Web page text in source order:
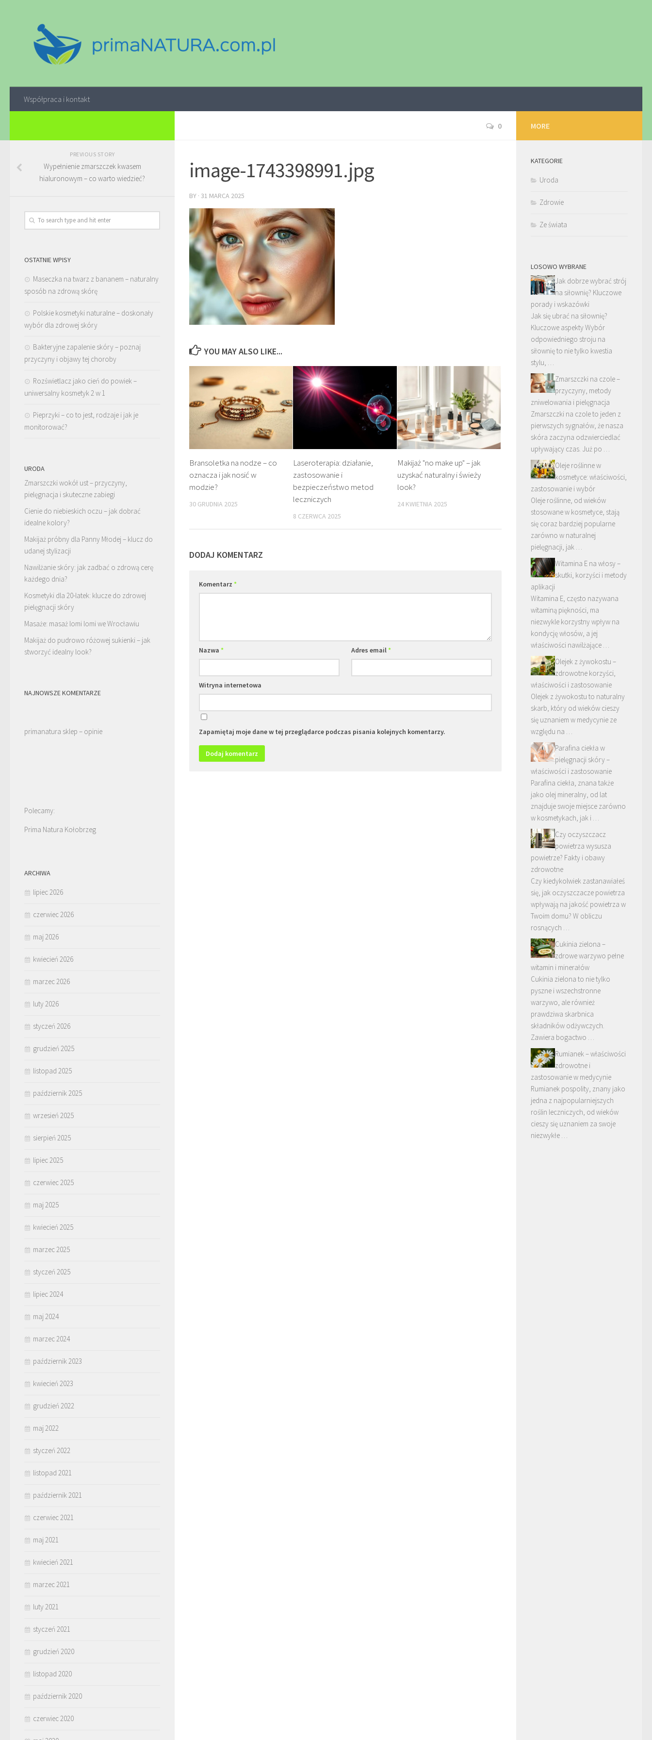
Współpraca i kontakt
0
image-1743398991.jpg
BY · 31 MARCA 2025
YOU MAY ALSO LIKE...
Bransoletka na nodze – co
oznacza i jak nosić w
modzie?
30 GRUDNIA 2025
Laseroterapia: działanie,
zastosowanie i
bezpieczeństwo metod
leczniczych
8 CZERWCA 2025
Makijaż "no make up" – jak
uzyskać naturalny i świeży
look?
24 KWIETNIA 2025
DODAJ KOMENTARZ
Komentarz *
Nazwa * Adres email*
Witryna internetowa
Zapamiętaj moje dane w tej przeglądarce podczas pisania kolejnych komentarzy.
PREVIOUS STORY
Wypełnienie zmarszczek kwasem
hialuronowym – co warto wiedzieć?
OSTATNIE WPISY
Maseczka na twarz z bananem – naturalny
sposób na zdrową skórę
Polskie kosmetyki naturalne – doskonały
wybór dla zdrowej skóry
Bakteryjne zapalenie skóry – poznaj
przyczyny i objawy tej choroby
Rozświetlacz jako cień do powiek –
uniwersalny kosmetyk 2 w 1
Pieprzyki – co to jest, rodzaje i jak je
monitorować?
URODA
Zmarszczki wokół ust – przyczyny,
pielęgnacja i skuteczne zabiegi
Cienie do niebieskich oczu – jak dobrać
idealne kolory?
Makijaż próbny dla Panny Młodej – klucz do
udanej stylizacji
Nawilżanie skóry: jak zadbać o zdrową cerę
każdego dnia?
Kosmetyki dla 20-latek: klucze do zdrowej
pielęgnacji skóry
Masaże: masaż lomi lomi we Wrocławiu
Makijaż do pudrowo różowej sukienki – jak
stworzyć idealny look?
NAJNOWSZE KOMENTARZE
primanatura sklep – opinie
Polecamy:
Prima Natura Kołobrzeg
ARCHIWA
lipiec 2026
czerwiec 2026
maj 2026
kwiecień 2026
marzec 2026
luty 2026
styczeń 2026
grudzień 2025
listopad 2025
październik 2025
wrzesień 2025
sierpień 2025
lipiec 2025
czerwiec 2025
maj 2025
kwiecień 2025
marzec 2025
styczeń 2025
lipiec 2024
maj 2024
marzec 2024
październik 2023
kwiecień 2023
grudzień 2022
maj 2022
styczeń 2022
listopad 2021
październik 2021
czerwiec 2021
maj 2021
kwiecień 2021
marzec 2021
luty 2021
styczeń 2021
grudzień 2020
listopad 2020
październik 2020
czerwiec 2020
MORE
KATEGORIE
Uroda
Zdrowie
Ze świata
LOSOWO WYBRANE
Jak dobrze wybrać strój
na siłownię? Kluczowe
porady i wskazówki
Jak się ubrać na siłownię?
Kluczowe aspekty Wybór
odpowiedniego stroju na
siłownię to nie tylko kwestia
stylu, …
Zmarszczki na czole –
przyczyny, metody
zniwelowania i pielęgnacja
Zmarszczki na czole to jeden z
pierwszych sygnałów, że nasza
skóra zaczyna odzwierciedlać
upływający czas. Już po …
Oleje roślinne w
kosmetyce: właściwości,
zastosowanie i wybór
Oleje roślinne, od wieków
stosowane w kosmetyce, stają
się coraz bardziej popularne
zarówno w naturalnej
pielęgnacji, jak …
Witamina E na włosy –
skutki, korzyści i metody
aplikacji
Witamina E, często nazywana
witaminą piękności, ma
niezwykle korzystny wpływ na
kondycję włosów, a jej
właściwości nawilżające …
Olejek z żywokostu –
zdrowotne korzyści,
właściwości i zastosowanie
Olejek z żywokostu to naturalny
skarb, który od wieków cieszy
się uznaniem w medycynie ze
względu na …
Parafina ciekła w
pielęgnacji skóry –
właściwości i zastosowanie
Parafina ciekła, znana także
jako olej mineralny, od lat
znajduje swoje miejsce zarówno
w kosmetykach, jak i …
Czy oczyszczacz
powietrza wysusza
powietrze? Fakty i obawy
zdrowotne
Czy kiedykolwiek zastanawiałeś
się, jak oczyszczacze powietrza
wpływają na jakość powietrza w
Twoim domu? W obliczu
rosnących …
Cukinia zielona –
zdrowe warzywo pełne
witamin i minerałów
Cukinia zielona to nie tylko
pyszne i wszechstronne
warzywo, ale również
prawdziwa skarbnica
składników odżywczych.
Zawiera bogactwo …
Rumianek – właściwości
zdrowotne i
zastosowanie w medycynie
Rumianek pospolity, znany jako
jedna z najpopularniejszych
roślin leczniczych, od wieków
cieszy się uznaniem za swoje
niezwykłe …